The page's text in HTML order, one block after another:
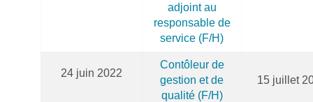
adjoint au
responsable de
service (F/H)
24 juin 2022
Contôleur de
gestion et de
qualité (F/H)
15 juillet